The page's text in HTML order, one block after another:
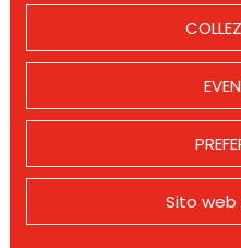
Sito